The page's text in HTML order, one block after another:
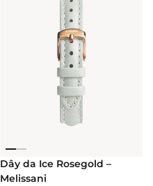
Dây da Ice Rosegold –
Melissani